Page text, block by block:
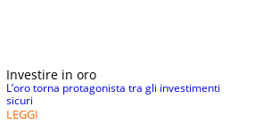
Investire in oro
L’oro torna protagonista tra gli investimenti
sicuri
LEGGI